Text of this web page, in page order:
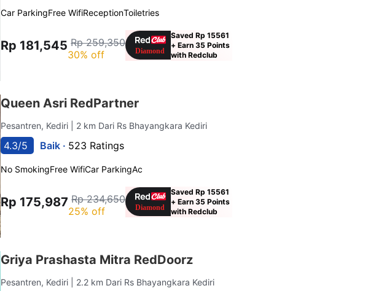
Car ParkingFree WifiReceptionToiletries
Rp 181,545 Rp 259,350
30% off
Saved Rp 15561
+ Earn 35 Points
with Redclub
Queen Asri RedPartner
Pesantren, Kediri | 2 km Dari Rs Bhayangkara Kediri
4.3/5 Baik · 523 Ratings
No SmokingFree WifiCar ParkingAc
Rp 175,987 Rp 234,650
25% off
Saved Rp 15561
+ Earn 35 Points
with Redclub
Griya Prashasta Mitra RedDoorz
Pesantren, Kediri | 2.2 km Dari Rs Bhayangkara Kediri